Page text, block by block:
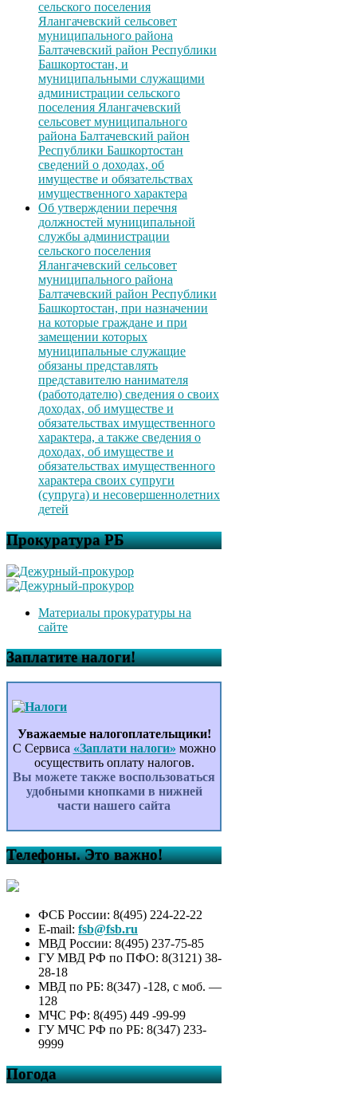
сельского поселения
Ялангачевский сельсовет
муниципального района
Балтачевский район Республики
Башкортостан, и
муниципальными служащими
администрации сельского
поселения Ялангачевский
сельсовет муниципального
района Балтачевский район
Республики Башкортостан
сведений о доходах, об
имуществе и обязательствах
имущественного характера
Об утверждении перечня
должностей муниципальной
службы администрации
сельского поселения
Ялангачевский сельсовет
муниципального района
Балтачевский район Республики
Башкортостан, при назначении
на которые граждане и при
замещении которых
муниципальные служащие
обязаны представлять
представителю нанимателя
(работодателю) сведения о своих
доходах, об имуществе и
обязательствах имущественного
характера, а также сведения о
доходах, об имуществе и
обязательствах имущественного
характера своих супруги
(супруга) и несовершеннолетних
детей
Прокуратура РБ
Материалы прокуратуры на
сайте
Заплатите налоги!
Уважаемые налогоплательщики!
С Сервиса «Заплати налоги» можно
осуществить оплату налогов.
Вы можете также воспользоваться
удобными кнопками в нижней
части нашего сайта
Телефоны. Это важно!
ФСБ России: 8(495) 224-22-22
E-mail: fsb@fsb.ru
МВД России: 8(495) 237-75-85
ГУ МВД РФ по ПФО: 8(3121) 38-
28-18
МВД по РБ: 8(347) -128, с моб. —
128
МЧС РФ: 8(495) 449 -99-99
ГУ МЧС РФ по РБ: 8(347) 233-
9999
Погода